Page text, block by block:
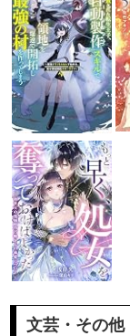
文芸・その他